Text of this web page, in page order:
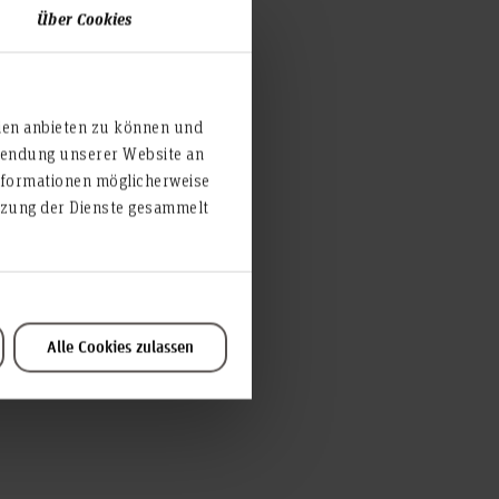
Über Cookies
anbieten zu können und
unserer Website an
möglicherweise
der Dienste gesammelt
Alle Cookies zulassen